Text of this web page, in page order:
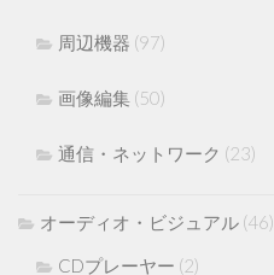
周辺機器 (97)
画像編集 (50)
通信・ネットワーク (23)
オーディオ・ビジュアル (46)
CDプレーヤー (2)